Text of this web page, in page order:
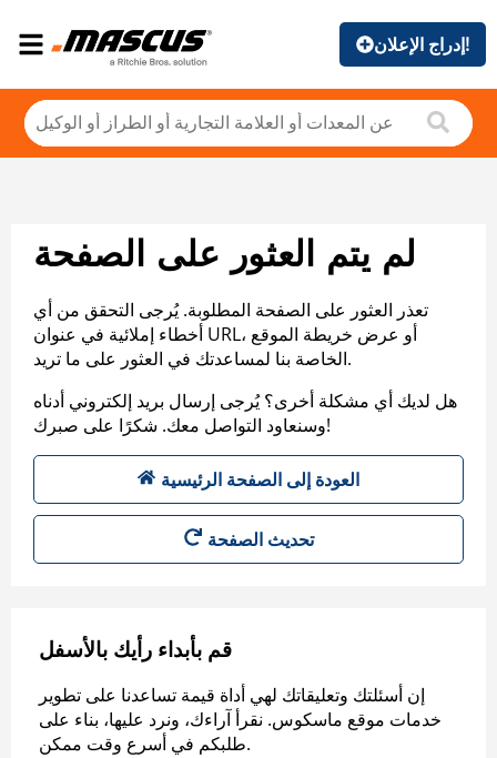
إدراج الإعلان!
لم يتم العثور على الصفحة
تعذر العثور على الصفحة المطلوبة. يُرجى التحقق من أي
أخطاء إملائية في عنوان URL، أو عرض خريطة الموقع
الخاصة بنا لمساعدتك في العثور على ما تريد.
هل لديك أي مشكلة أخرى؟ يُرجى إرسال بريد إلكتروني أدناه
وسنعاود التواصل معك. شكرًا على صبرك!
العودة إلى الصفحة الرئيسية
تحديث الصفحة
قم بأبداء رأيك بالأسفل
إن أسئلتك وتعليقاتك لهي أداة قيمة تساعدنا على تطوير
خدمات موقع ماسكوس. نقرأ آراءك، ونرد عليها، بناء على
طلبكم في أسرع وقت ممكن.